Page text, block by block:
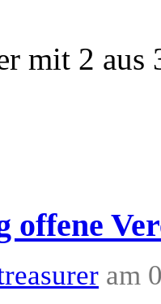
mit 2 aus
offene
am